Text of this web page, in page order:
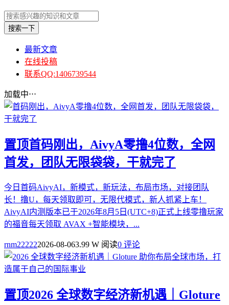
搜索一下
最新文章
在线投稿
联系QQ:1406739544
加载中⋅⋅⋅
置顶首码刚出，AivyA零撸4位数，全网
首发，团队无限袋袋，干就完了
今日首码AivyAI，新模式，新玩法，布局市场，对接团队
长！撸U，每天领取即可，无限代模式，新人抓紧上车！
AivyAI内测版本已于2026年8月5日(UTC+8)正式上线零撸玩家
的福音每天领取 AVAX +智能模块，...
rnm222222026-08-063.99 W 阅读0 评论
置顶2026 全球数字经济新机遇｜Gloture